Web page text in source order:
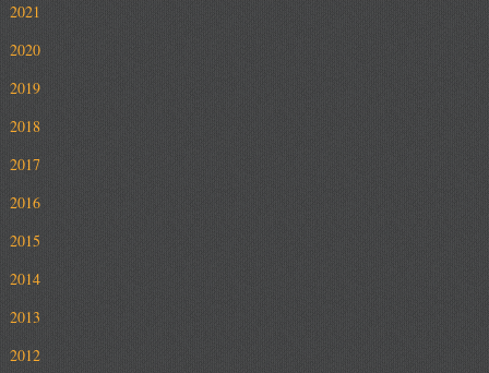
2021
2020
2019
2018
2017
2016
2015
2014
2013
2012